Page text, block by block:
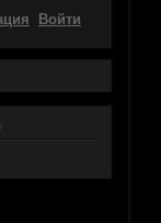
Войти
.